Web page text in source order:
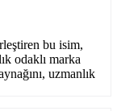
bu isim,
odaklı marka
uzmanlık